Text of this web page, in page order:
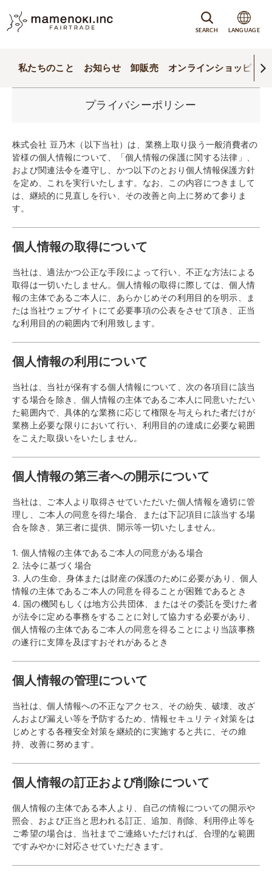
SEARCH LANGUAGE
私たちのこと お知らせ 卸販売 オンラインショッピング
プライバシーポリシー
株式会社 豆乃木（以下当社）は、業務上取り扱う一般消費者の
皆様の個人情報について、「個人情報の保護に関する法律」、
および関連法令を遵守し、かつ以下のとおり個人情報保護方針
を定め、これを実行いたします。なお、この内容につきまして
は、継続的に見直しを行い、その改善と向上に努めて参りま
す。
個人情報の取得について
当社は、適法かつ公正な手段によって行い、不正な方法による
取得は一切いたしません。個人情報の取得に際しては、個人情
報の主体であるご本人に、あらかじめその利用目的を明示、ま
たは当社ウェブサイトにて必要事項の公表をさせて頂き、正当
な利用目的の範囲内で利用致します。
個人情報の利用について
当社は、当社が保有する個人情報について、次の各項目に該当
する場合を除き、個人情報の主体であるご本人に同意いただい
た範囲内で、具体的な業務に応じて権限を与えられた者だけが
業務上必要な限りにおいて行い、利用目的の達成に必要な範囲
をこえた取扱いをいたしません。
個人情報の第三者への開示について
当社は、ご本人より取得させていただいた個人情報を適切に管
理し、ご本人の同意を得た場合、または下記項目に該当する場
合を除き、第三者に提供、開示等一切いたしません。
1. 個人情報の主体であるご本人の同意がある場合
2. 法令に基づく場合
3. 人の生命、身体または財産の保護のために必要があり、個人
情報の主体であるご本人の同意を得ることが困難であるとき
4. 国の機関もしくは地方公共団体、またはその委託を受けた者
が法令に定める事務をすることに対して協力する必要があり、
個人情報の主体であるご本人の同意を得ることにより当該事務
の遂行に支障を及ぼすおそれがあるとき
個人情報の管理について
当社は、個人情報への不正なアクセス、その紛失、破壊、改ざ
んおよび漏えい等を予防するため、情報セキュリティ対策をは
じめとする各種安全対策を継続的に実施すると共に、その維
持、改善に努めます。
個人情報の訂正および削除について
個人情報の主体である本人より、自己の情報についての開示や
照会、および正当と思われる訂正、追加、削除、利用停止等を
ご希望の場合は、当社までご連絡いただければ、合理的な範囲
ですみやかに対応させていただきます。